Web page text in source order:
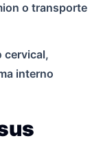
o transporte
cervical,
interno